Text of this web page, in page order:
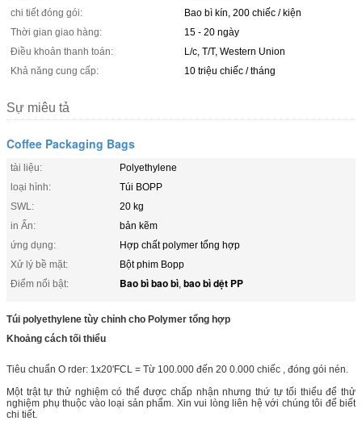
chi tiết đóng gói:
Bao bì kín, 200 chiếc / kiện
Thời gian giao hàng:
15 - 20 ngày
Điều khoản thanh toán:
L/c, T/T, Western Union
Khả năng cung cấp:
10 triệu chiếc / tháng
Sự miêu tả
Coffee Packaging Bags
tài liệu:
Polyethylene
loại hình:
Túi BOPP
SWL:
20 kg
in Ấn:
bản kẽm
ứng dụng:
Hợp chất polymer tổng hợp
Xử lý bề mặt:
Bột phim Bopp
Điểm nổi bật:
Bao bì bao bì, bao bì dệt PP
Túi polyethylene tùy chỉnh cho Polymer tổng hợp
Khoảng cách tối thiểu
Tiêu chuẩn O rder: 1x20'FCL = Từ 100.000 đến 20 0.000 chiếc , đóng gói nén.
Một trật tự thử nghiệm có thể được chấp nhận nhưng thứ tự tối thiểu để thử
nghiệm phụ thuộc vào loại sản phẩm. Xin vui lòng liên hệ với chúng tôi để biết
chi tiết.